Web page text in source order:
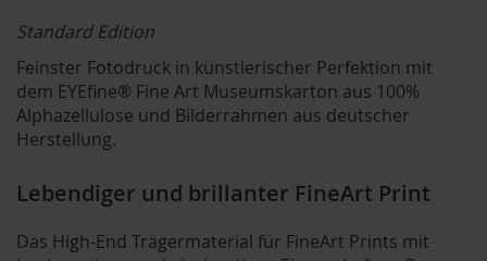
Standard Edition
Feinster Fotodruck in künstlerischer Perfektion mit
dem EYEfine® Fine Art Museumskarton aus 100%
Alphazellulose und Bilderrahmen aus deutscher
Herstellung.
Lebendiger und brillanter FineArt Print
Das High-End Trägermaterial für FineArt Prints mit